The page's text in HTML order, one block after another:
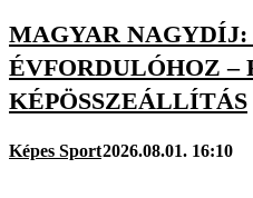
MAGYAR
ÉVFORDULÓHOZ –
KÉPÖSSZEÁLLÍTÁS
Képes Sport2026.08.01. 16:10